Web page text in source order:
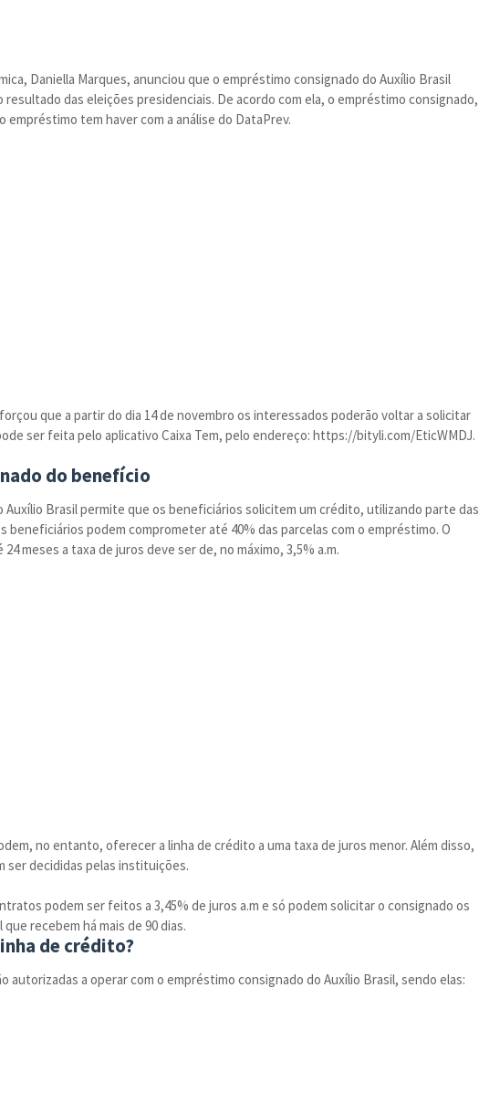
Daniella Marques, anunciou que o empréstimo consignado do Auxílio Brasil
das eleições presidenciais. De acordo com ela, o empréstimo consignado,
empréstimo tem haver com a análise do DataPrev.
que a partir do dia 14 de novembro os interessados poderão voltar a solicitar
ser feita pelo aplicativo Caixa Tem, pelo endereço: https://bityli.com/EticWMDJ.
do benefício
Auxílio Brasil permite que os beneficiários solicitem um crédito, utilizando parte das
beneficiários podem comprometer até 40% das parcelas com o empréstimo. O
meses a taxa de juros deve ser de, no máximo, 3,5% a.m.
no entanto, oferecer a linha de crédito a uma taxa de juros menor. Além disso,
ser decididas pelas instituições.
podem ser feitos a 3,45% de juros a.m e só podem solicitar o consignado os
recebem há mais de 90 dias.
de crédito?
autorizadas a operar com o empréstimo consignado do Auxílio Brasil, sendo elas: